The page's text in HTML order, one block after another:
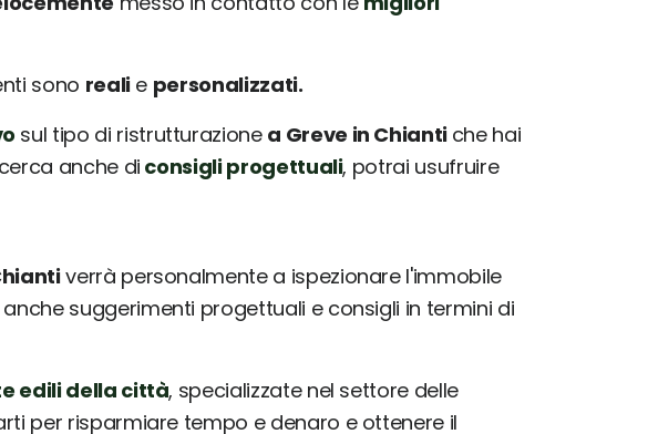
sono realie personalizzati.
sul tipo di ristrutturazione a Greve in Chianti che hai
anche di consigli progettuali, potrai usufruire
verrà personalmente a ispezionare l'immobile
suggerimenti progettuali e consigli in termini di
edili della città, specializzate nel settore delle
per risparmiare tempo e denaro e ottenere il